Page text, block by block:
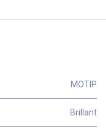
MOTIP
Brillant